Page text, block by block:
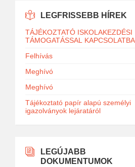
LEGFRISSEBB HÍREK
TÁJÉKOZTATÓ ISKOLAKEZDÉSI
TÁMOGATÁSSAL
Felhívás
Meghívó
Meghívó
Tájékoztató papír alapú személyi
igazolványok lejáratáról
LEGÚJABB
DOKUMENTUMOK